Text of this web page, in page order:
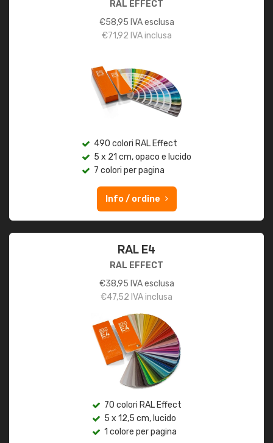
RAL EFFECT
€58,95 IVA esclusa
€71,92 IVA inclusa
490 colori RAL Effect
5 x 21 cm, opaco e lucido
7 colori per pagina
Info / ordine
RAL E4
RAL EFFECT
€38,95 IVA esclusa
€47,52 IVA inclusa
70 colori RAL Effect
5 x 12,5 cm, lucido
1 colore per pagina